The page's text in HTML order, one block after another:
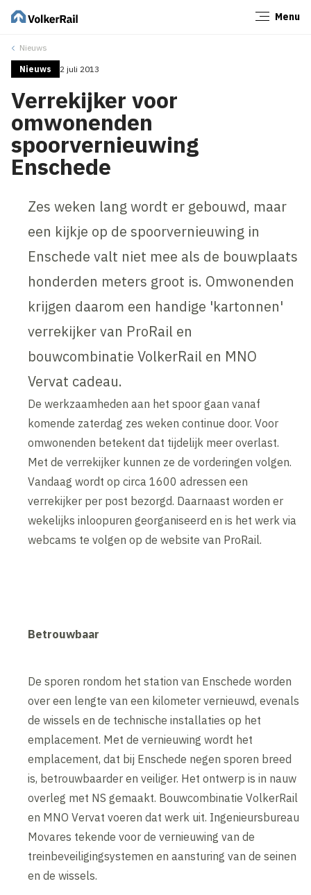
Menu
Nieuws
Nieuws 2 juli 2013
Verrekijker voor
omwonenden
spoorvernieuwing
Enschede
Zes weken lang wordt er gebouwd, maar
een kijkje op de spoorvernieuwing in
Enschede valt niet mee als de bouwplaats
honderden meters groot is. Omwonenden
krijgen daarom een handige 'kartonnen'
verrekijker van ProRail en
bouwcombinatie VolkerRail en MNO
Vervat cadeau.
De werkzaamheden aan het spoor gaan vanaf
komende zaterdag zes weken continue door. Voor
omwonenden betekent dat tijdelijk meer overlast.
Met de verrekijker kunnen ze de vorderingen volgen.
Vandaag wordt op circa 1600 adressen een
verrekijker per post bezorgd. Daarnaast worden er
wekelijks inloopuren georganiseerd en is het werk via
webcams te volgen op de website van ProRail.
Betrouwbaar
De sporen rondom het station van Enschede worden
over een lengte van een kilometer vernieuwd, evenals
de wissels en de technische installaties op het
emplacement. Met de vernieuwing wordt het
emplacement, dat bij Enschede negen sporen breed
is, betrouwbaarder en veiliger. Het ontwerp is in nauw
overleg met NS gemaakt. Bouwcombinatie VolkerRail
en MNO Vervat voeren dat werk uit. Ingenieursbureau
Movares tekende voor de vernieuwing van de
treinbeveiligingsystemen en aansturing van de seinen
en de wissels.
Sluiten